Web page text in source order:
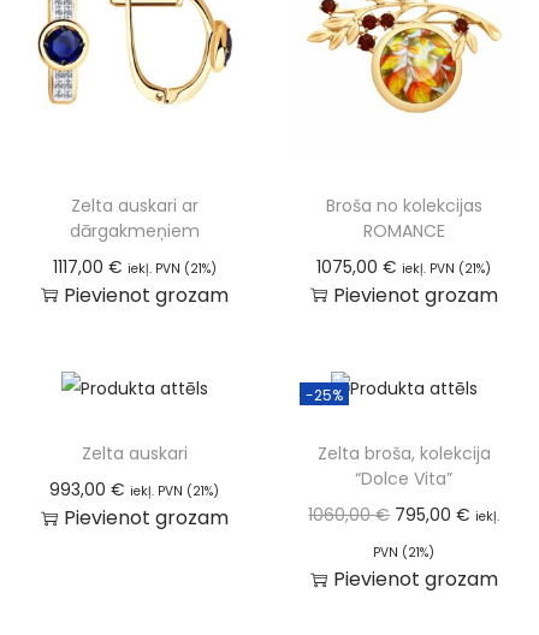
Zelta auskari ar
dārgakmeņiem
1117,00 € iekļ. PVN (21%)
Pievienot grozam
Broša no kolekcijas
ROMANCE
1075,00€ iekļ. PVN (21%)
Pievienot grozam
Zelta auskari
993,00€ iekļ. PVN (21%)
Pievienot grozam
-25%
Zelta broša, kolekcija
“Dolce Vita”
1060,00€ 795,00€ iekļ.
PVN (21%)
Pievienot grozam